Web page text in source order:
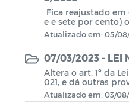
Fica reajustado em
e e sete por cento)
tério para o
om a Tabela Anexa.
Atualizado em: 05/
07/03/2023 - LEI
Altera o art. 1º da
021, e dá outras
steio Normal"
tar"
Atualizado em: 03/08/